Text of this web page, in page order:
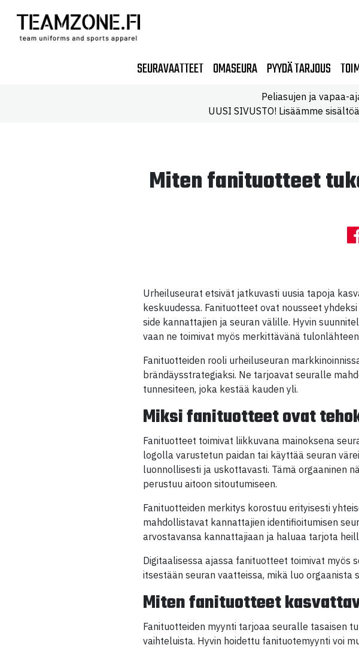
SEURAVAATTEET OMASEURA PYYDÄ TARJOUS
Peliasujen ja vapaa-
UUSI SIVUSTO! Lisäämme
Miten fanituotteet
Urheiluseurat etsivät jatkuvasti uusia tapoja
keskuudessa. Fanituotteet ovat nousseet
side kannattajien ja seuran välille. Hyvin
vaan ne toimivat myös merkittävänä
Fanituotteiden rooli urheiluseuran
brändäysstrategiaksi. Ne tarjoavat seuralle
tunnesiteen, joka kestää kauden yli.
Miksi fanituotteet ovat
Fanituotteet toimivat liikkuvana mainoksena
logolla varustetun paidan tai käyttää seuran
luonnollisesti ja uskottavasti. Tämä orgaaninen
perustuu aitoon sitoutumiseen.
Fanituotteiden merkitys korostuu erityisesti
mahdollistavat kannattajien identifioitumisen
arvostavansa kannattajiaan ja haluaa tarjota
Digitaalisessa ajassa fanituotteet toimivat myös
itsestään seuran vaatteissa, mikä luo
Miten fanituotteet
Fanituotteiden myynti tarjoaa seuralle tasaisen
vaihteluista. Hyvin hoidettu fanituotemyynti voi